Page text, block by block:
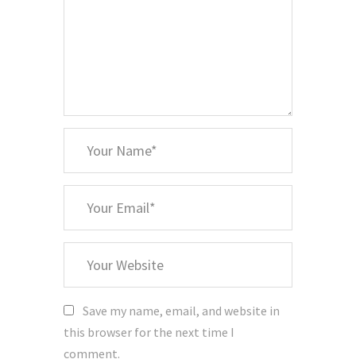
Name
Email
Website
Save my name, email, and website in
this browser for the next time I
comment.